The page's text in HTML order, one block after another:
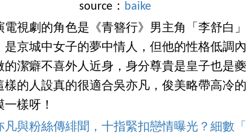
source： baike
電視劇的角色是《青簪行》男主角「李舒白
是京城中女子的夢中情人，但他的性格低調
的潔癖不喜外人近身，身分尊貴是皇子也是
樣的人設真的很適合吳亦凡，俊美略帶高冷
樣呀！
與粉絲傳緋聞，十指緊扣戀情曝光？細數「